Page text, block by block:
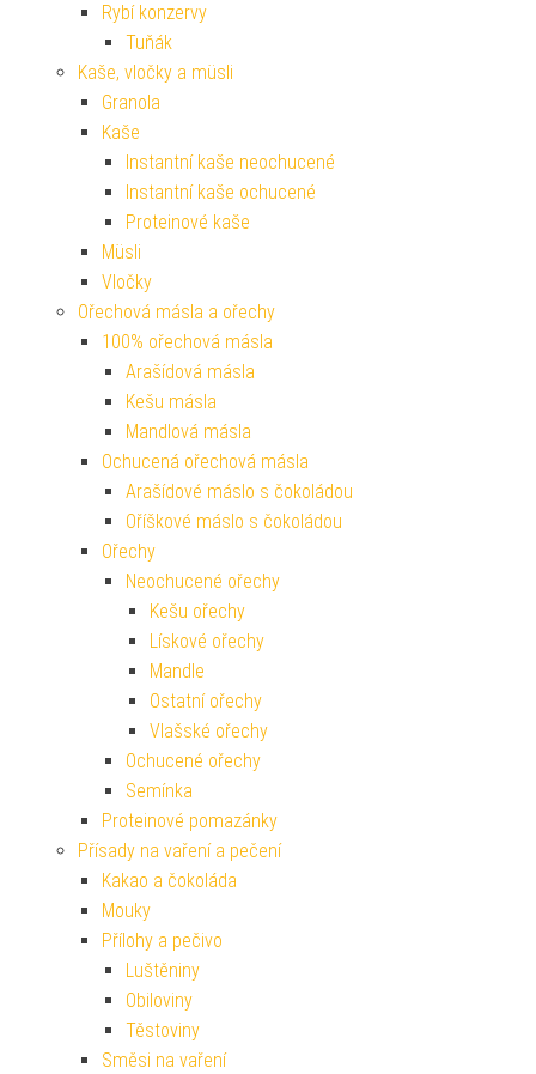
Rybí konzervy
Tuňák
Kaše, vločky a müsli
Granola
Kaše
Instantní kaše neochucené
Instantní kaše ochucené
Proteinové kaše
Müsli
Vločky
Ořechová másla a ořechy
100% ořechová másla
Arašídová másla
Kešu másla
Mandlová másla
Ochucená ořechová másla
Arašídové máslo s čokoládou
Oříškové máslo s čokoládou
Ořechy
Neochucené ořechy
Kešu ořechy
Lískové ořechy
Mandle
Ostatní ořechy
Vlašské ořechy
Ochucené ořechy
Semínka
Proteinové pomazánky
Přísady na vaření a pečení
Kakao a čokoláda
Mouky
Přílohy a pečivo
Luštěniny
Obiloviny
Těstoviny
Směsi na vaření